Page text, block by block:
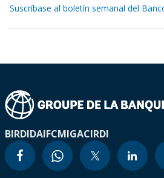
Suscríbase al boletín semanal del
BIRDIDAIFCMIGACIRDI